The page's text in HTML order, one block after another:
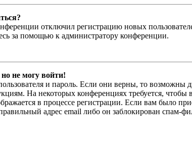
отключил регистрацию новых
за помощью к администратору конференции.
не могу войти!
и пароль. Если они верны, то
На некоторых конференциях требуется,
в процессе регистрации. Если вам было
адрес email либо он заблокирован спам-